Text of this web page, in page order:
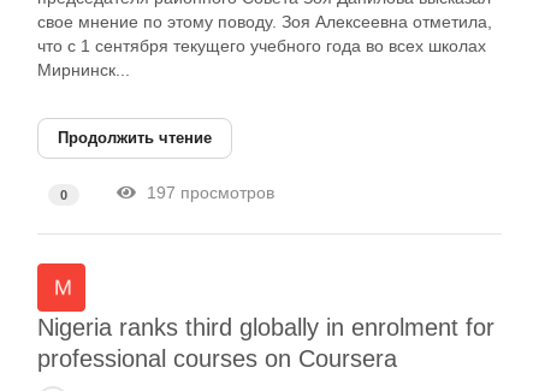
свое мнение по этому поводу. Зоя Алексеевна отметила,
что с 1 сентября текущего учебного года во всех школах
Мирнинск...
Продолжить чтение
0 197 просмотров
Nigeria ranks third globally in enrolment for
professional courses on Coursera